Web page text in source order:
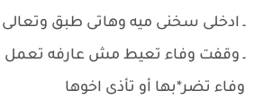
ـ ادخلى سخنى ميه وهاتى طبق
ـ وقفت وفاء تعيط مش عارفه تعمل
وفاء تضر*بها أو تأذى اخوها